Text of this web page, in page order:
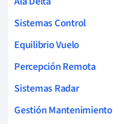
Sistemas Control
Equilibrio Vuelo
Percepción Remota
Sistemas Radar
Gestión Mantenimiento